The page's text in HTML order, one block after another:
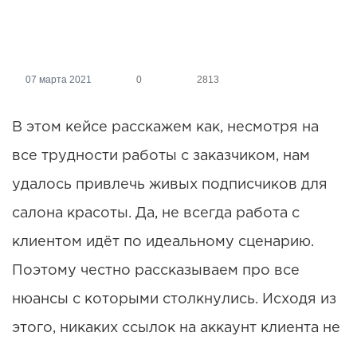
07 марта 2021 0 2813
В этом кейсе расскажем как, несмотря на
все трудности работы с заказчиком, нам
удалось привлечь живых подписчиков для
салона красоты. Да, не всегда работа с
клиентом идёт по идеальному сценарию.
Поэтому честно рассказываем про все
нюансы с которыми столкнулись. Исходя из
этого, никаких ссылок на аккаунт клиента не